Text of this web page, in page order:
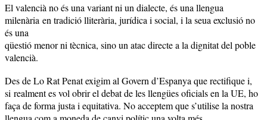
El valencià no és una variant ni un dialecte, és una llengua
milenària en tradició lliterària, jurídica i social, i la seua exclusió no
és una
qüestió menor ni tècnica, sino un atac directe a la dignitat del poble
valencià.
Des de Lo Rat Penat exigim al Govern d’Espanya que rectifique i,
si realment es vol obrir el debat de les llengües oficials en la UE, ho
faça de forma justa i equitativa. No acceptem que s’utilise la nostra